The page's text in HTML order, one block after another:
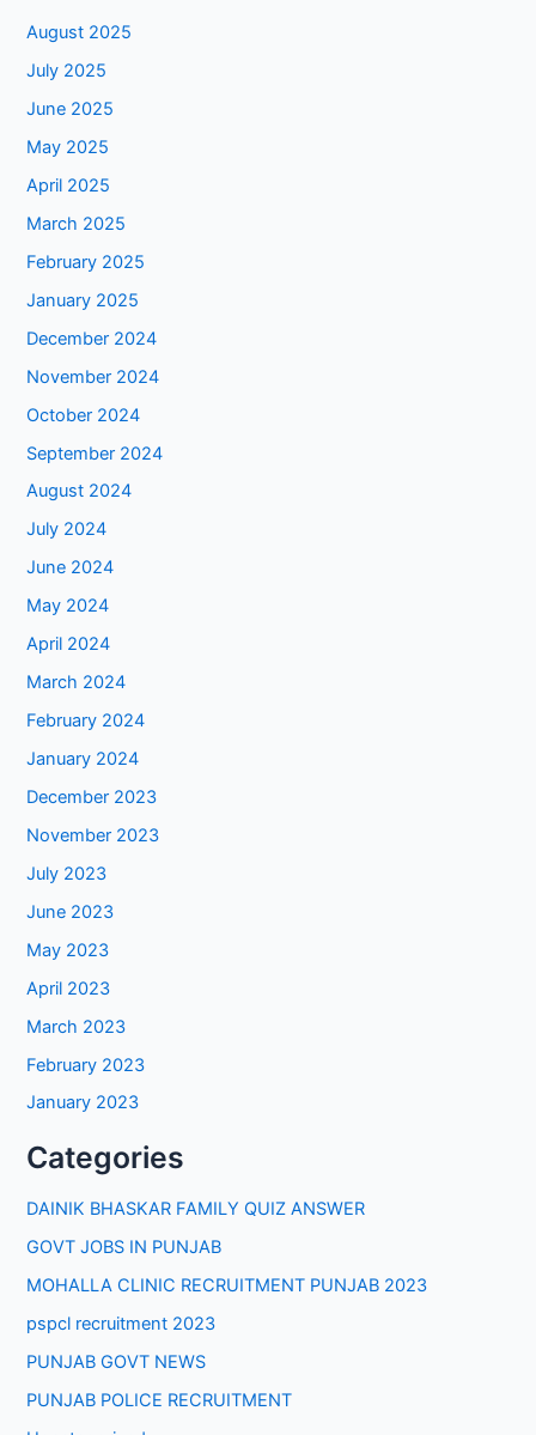
August 2025
July 2025
June 2025
May 2025
April 2025
March 2025
February 2025
January 2025
December 2024
November 2024
October 2024
September 2024
August 2024
July 2024
June 2024
May 2024
April 2024
March 2024
February 2024
January 2024
December 2023
November 2023
July 2023
June 2023
May 2023
April 2023
March 2023
February 2023
January 2023
Categories
DAINIK BHASKAR FAMILY QUIZ ANSWER
GOVT JOBS IN PUNJAB
MOHALLA CLINIC RECRUITMENT PUNJAB 2023
pspcl recruitment 2023
PUNJAB GOVT NEWS
PUNJAB POLICE RECRUITMENT